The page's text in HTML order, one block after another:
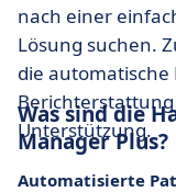
nach einer
Lösung suchen.
die
Unterstützung.
Was sind die
Manager Plus?
Automatisierte